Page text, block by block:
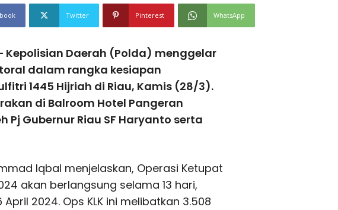
Twitter Pinterest WhatsApp
– Kepolisian Daerah (Polda) menggelar
dalam rangka kesiapan
1445 Hijriah di Riau, Kamis (28/3).
di Balroom Hotel Pangeran
Pj Gubernur Riau SF Haryanto serta
Iqbal menjelaskan, Operasi Ketupat
akan berlangsung selama 13 hari,
2024. Ops KLK ini melibatkan 3.508